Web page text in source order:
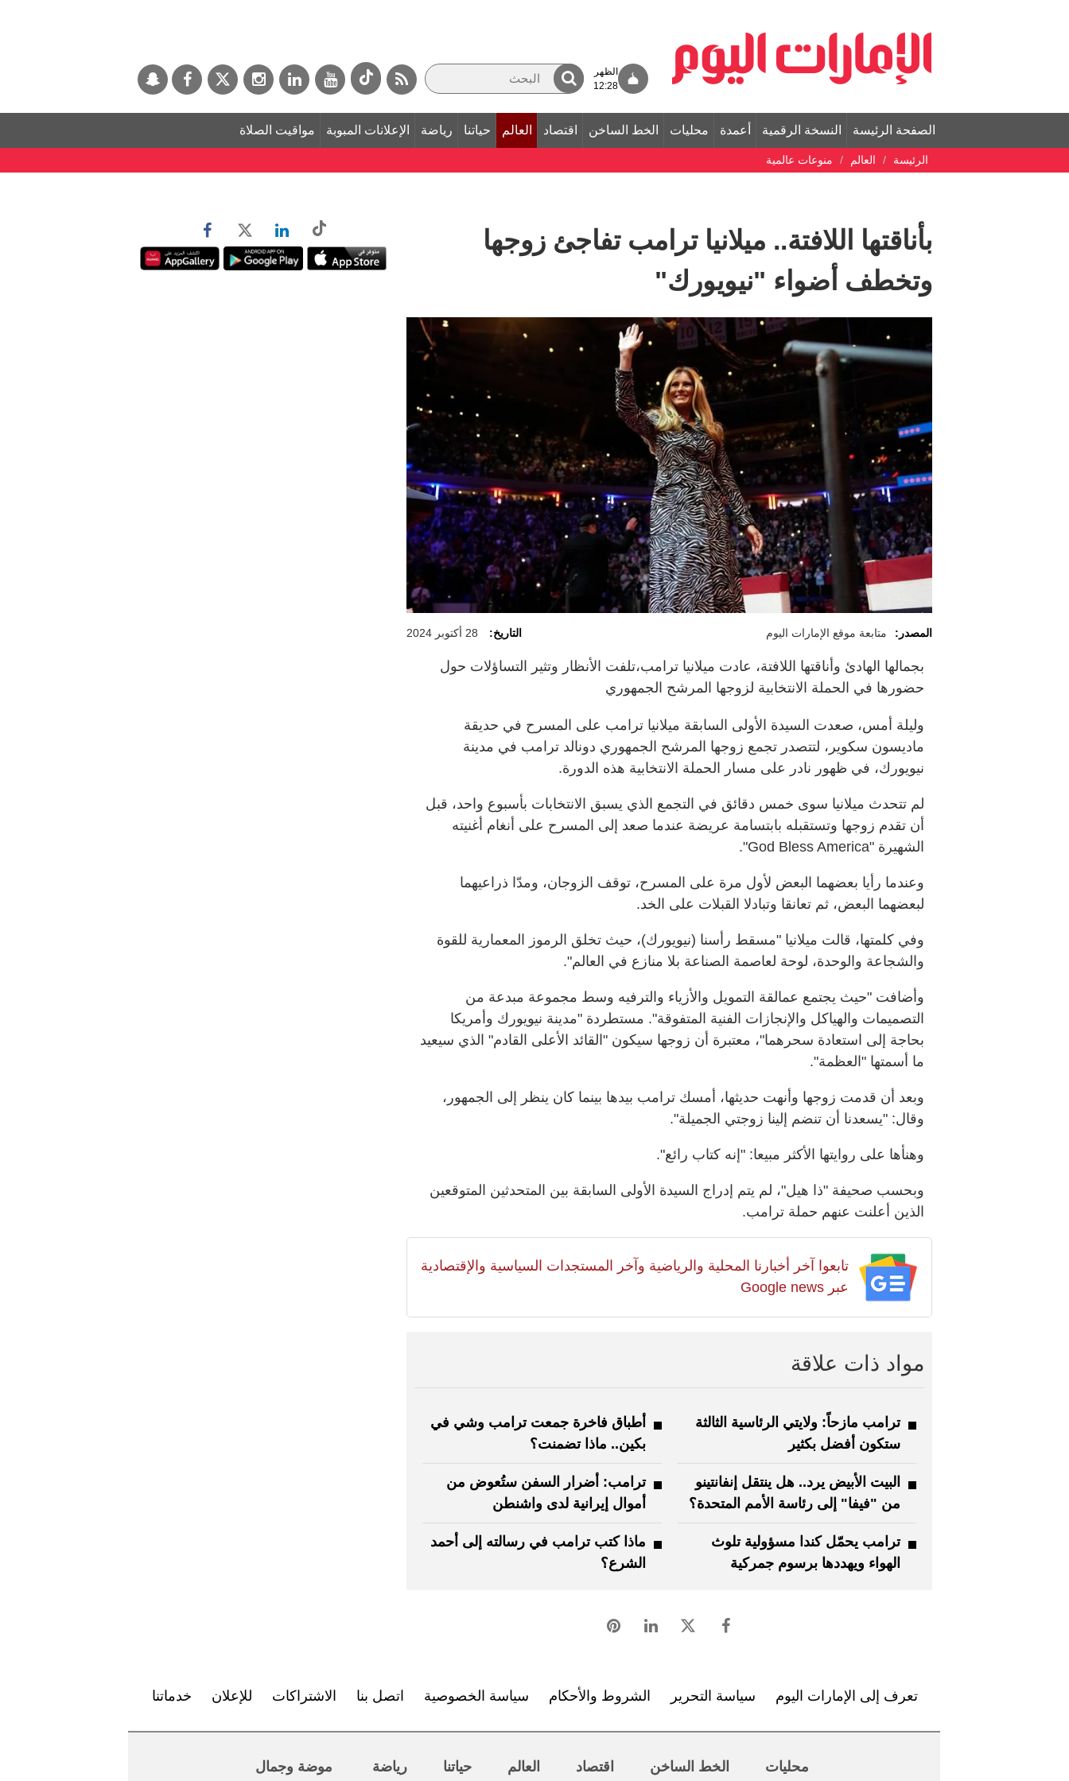
الظهر
12:28
الصفحة الرئيسة النسخة الرقمية أعمدة محليات الخط الساخن اقتصاد العالم حياتنا رياضة الإعلانات المبوبة مواقيت الصلاة
الرئيسة العالم منوعات عالمية
بأناقتها اللافتة.. ميلانيا ترامب تفاجئ زوجها
وتخطف أضواء "نيويورك"
المصدر: متابعة موقع الإمارات اليوم التاريخ: 28 أكتوبر 2024
بجمالها الهادئ وأناقتها اللافتة، عادت ميلانيا ترامب،تلفت الأنظار وتثير التساؤلات حول
حضورها في الحملة الانتخابية لزوجها المرشح الجمهوري
وليلة أمس، صعدت السيدة الأولى السابقة ميلانيا ترامب على المسرح في حديقة
ماديسون سكوير، لتتصدر تجمع زوجها المرشح الجمهوري دونالد ترامب في مدينة
نيويورك، في ظهور نادر على مسار الحملة الانتخابية هذه الدورة.
لم تتحدث ميلانيا سوى خمس دقائق في التجمع الذي يسبق الانتخابات بأسبوع واحد، قبل
أن تقدم زوجها وتستقبله بابتسامة عريضة عندما صعد إلى المسرح على أنغام أغنيته
الشهيرة "God Bless America".
وعندما رأيا بعضهما البعض لأول مرة على المسرح، توقف الزوجان، ومدّا ذراعيهما
لبعضهما البعض، ثم تعانقا وتبادلا القبلات على الخد.
وفي كلمتها، قالت ميلانيا "مسقط رأسنا (نيويورك)، حيث تخلق الرموز المعمارية للقوة
والشجاعة والوحدة، لوحة لعاصمة الصناعة بلا منازع في العالم".
وأضافت "حيث يجتمع عمالقة التمويل والأزياء والترفيه وسط مجموعة مبدعة من
التصميمات والهياكل والإنجازات الفنية المتفوقة". مستطردة "مدينة نيويورك وأمريكا
بحاجة إلى استعادة سحرهما"، معتبرة أن زوجها سيكون "القائد الأعلى القادم" الذي سيعيد
ما أسمتها "العظمة".
وبعد أن قدمت زوجها وأنهت حديثها، أمسك ترامب بيدها بينما كان ينظر إلى الجمهور،
وقال: "يسعدنا أن تنضم إلينا زوجتي الجميلة".
وهنأها على روايتها الأكثر مبيعا: "إنه كتاب رائع".
وبحسب صحيفة "ذا هيل"، لم يتم إدراج السيدة الأولى السابقة بين المتحدثين المتوقعين
الذين أعلنت عنهم حملة ترامب.
تابعوا آخر أخبارنا المحلية والرياضية وآخر المستجدات السياسية والإقتصادية
عبر Google news
مواد ذات علاقة
ترامب مازحاً: ولايتي الرئاسية الثالثة
ستكون أفضل بكثير
أطباق فاخرة جمعت ترامب وشي في
بكين.. ماذا تضمنت؟
البيت الأبيض يرد.. هل ينتقل إنفانتينو
من "فيفا" إلى رئاسة الأمم المتحدة؟
ترامب: أضرار السفن ستُعوض من
أموال إيرانية لدى واشنطن
ترامب يحمّل كندا مسؤولية تلوث
الهواء ويهددها برسوم جمركية
ماذا كتب ترامب في رسالته إلى أحمد
الشرع؟
تعرف إلى الإمارات اليوم سياسة التحرير الشروط والأحكام سياسة الخصوصية اتصل بنا الاشتراكات للإعلان خدماتنا
محليات الخط الساخن اقتصاد العالم حياتنا رياضة موضة وجمال